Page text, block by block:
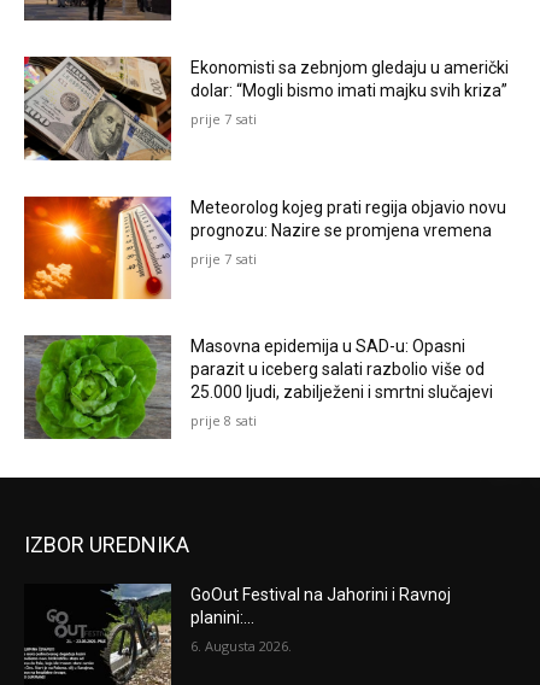
Ekonomisti sa zebnjom gledaju u američki
dolar: “Mogli bismo imati majku svih kriza”
prije 7 sati
Meteorolog kojeg prati regija objavio novu
prognozu: Nazire se promjena vremena
prije 7 sati
Masovna epidemija u SAD-u: Opasni
parazit u iceberg salati razbolio više od
25.000 ljudi, zabilježeni i smrtni slučajevi
prije 8 sati
IZBOR UREDNIKA
GoOut Festival na Jahorini i Ravnoj
planini:...
6. Augusta 2026.